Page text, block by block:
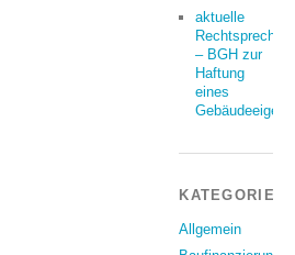
aktuelle
– BGH zur
Haftung
eines
KATEGORIEN
Allgemein